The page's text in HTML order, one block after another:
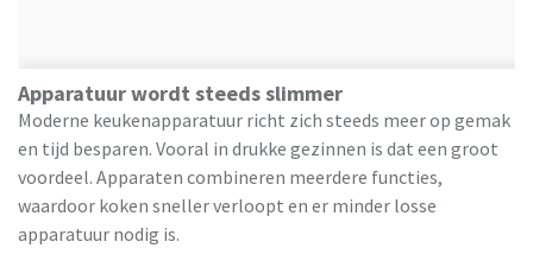
Apparatuur wordt steeds slimmer
Moderne keukenapparatuur richt zich steeds meer op gemak
en tijd besparen. Vooral in drukke gezinnen is dat een groot
voordeel. Apparaten combineren meerdere functies,
waardoor koken sneller verloopt en er minder losse
apparatuur nodig is.